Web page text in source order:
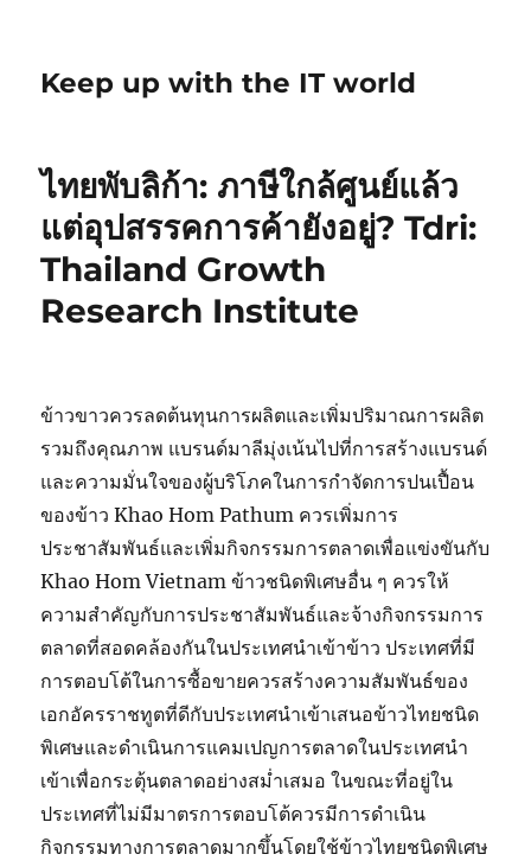
Keep up with the IT world
ไทยพับลิก้า: ภาษีใกล้ศูนย์แล้ว
แต่อุปสรรคการค้ายังอยู่? Tdri:
Thailand Growth
Research Institute
ข้าวขาวควรลดต้นทุนการผลิตและเพิ่มปริมาณการผลิต
รวมถึงคุณภาพ แบรนด์มาลีมุ่งเน้นไปที่การสร้างแบรนด์
และความมั่นใจของผู้บริโภคในการกำจัดการปนเปื้อน
ของข้าว Khao Hom Pathum ควรเพิ่มการ
ประชาสัมพันธ์และเพิ่มกิจกรรมการตลาดเพื่อแข่งขันกับ
Khao Hom Vietnam ข้าวชนิดพิเศษอื่น ๆ ควรให้
ความสำคัญกับการประชาสัมพันธ์และจ้างกิจกรรมการ
ตลาดที่สอดคล้องกันในประเทศนำเข้าข้าว ประเทศที่มี
การตอบโต้ในการซื้อขายควรสร้างความสัมพันธ์ของ
เอกอัครราชทูตที่ดีกับประเทศนำเข้าเสนอข้าวไทยชนิด
พิเศษและดำเนินการแคมเปญการตลาดในประเทศนำ
เข้าเพื่อกระตุ้นตลาดอย่างสม่ำเสมอ ในขณะที่อยู่ใน
ประเทศที่ไม่มีมาตรการตอบโต้ควรมีการดำเนิน
กิจกรรมทางการตลาดมากขึ้นโดยใช้ข้าวไทยชนิดพิเศษ